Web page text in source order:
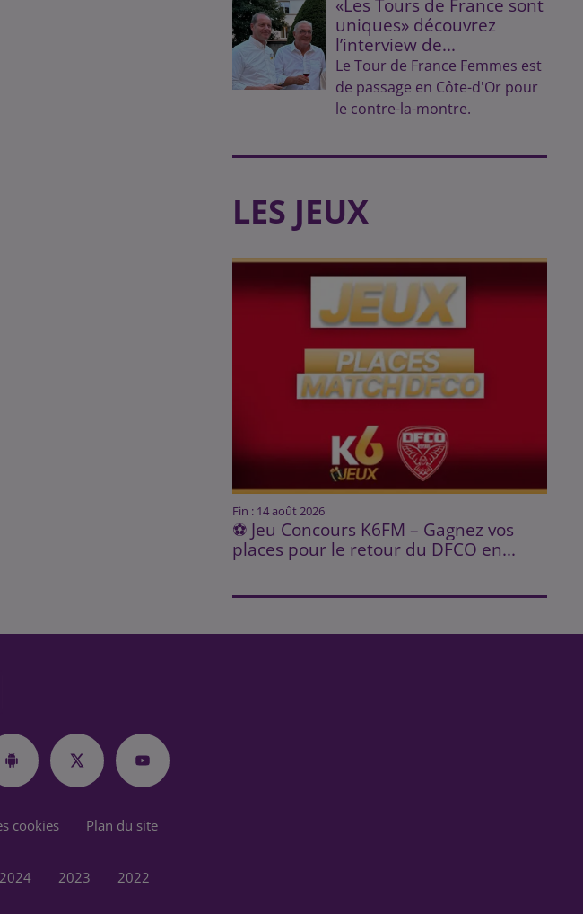
«Les Tours de France sont
uniques» découvrez
l’interview de...
Le Tour de France Femmes est
de passage en Côte-d'Or pour
le contre-la-montre.
LES JEUX
Fin : 14 août 2026
⚽ Jeu Concours K6FM – Gagnez vos
places pour le retour du DFCO en...
cookies Plan du site
2024 2023 2022